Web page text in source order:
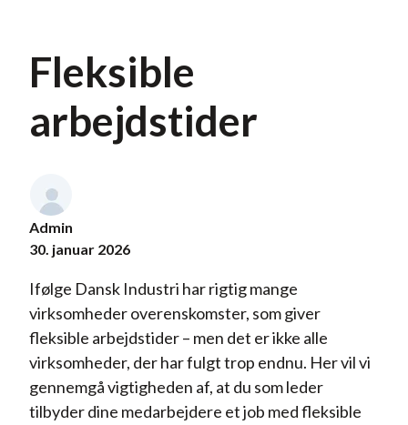
Fleksible
arbejdstider
Admin
30. januar 2026
Ifølge Dansk Industri har rigtig mange
virksomheder overenskomster, som giver
fleksible arbejdstider – men det er ikke alle
virksomheder, der har fulgt trop endnu. Her vil vi
gennemgå vigtigheden af, at du som leder
tilbyder dine medarbejdere et job med fleksible